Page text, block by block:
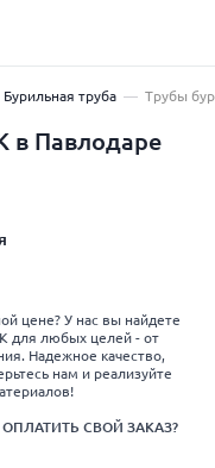
Бурильная труба Трубы
в Павлодаре
цене? У нас вы найдете
для любых целей - от
Надежное качество,
нам и реализуйте
ОПЛАТИТЬ СВОЙ ЗАКАЗ?